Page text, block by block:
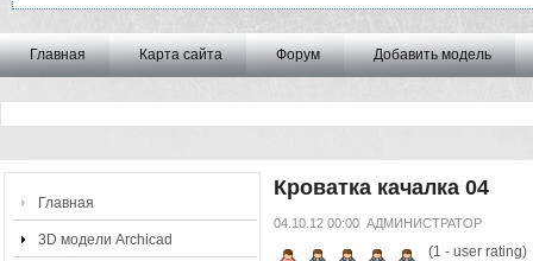
Главная Карта сайта Форум Добавить модель
Главная
3D модели Archicad
Кроватка качалка 04
04.10.12 00:00 АДМИНИСТРАТОР
(1 - user rating)